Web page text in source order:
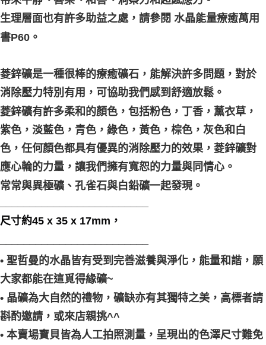
生理層面也有許多助益之處，請參閱 水晶能量療癒萬用
書P60。
菱鋅礦是一種很棒的療癒礦石，能解決許多問題，對於
消除壓力特別有用，可協助我們感到舒適放鬆。
菱鋅礦有許多柔和的顏色，包括粉色，丁香，薰衣草，
紫色，淡藍色，青色，綠色，黃色，棕色，灰色和白
色，任何顏色都具有優異的消除壓力的效果，菱鋅礦對
應心輪的力量，讓我們擁有寬恕的力量與同情心。
常常與異極礦、孔雀石與白鉛礦一起發現。
尺寸約45 x 35 x 17mm，
• 聖哲曼的水晶皆有受到完善滋養與淨化，能量和諧，願
大家都能在這覓得緣礦~
• 晶礦為大自然的禮物，礦缺亦有其獨特之美，高標者請
斟酌邀請，或來店親挑^^
• 本賣場寶貝皆為人工拍照測量，呈現出的色澤尺寸難免